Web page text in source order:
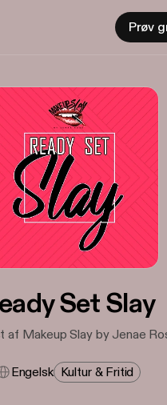
Prøv
Set Slay
af Makeup Slay by Jenae
Engelsk Kultur & Fritid